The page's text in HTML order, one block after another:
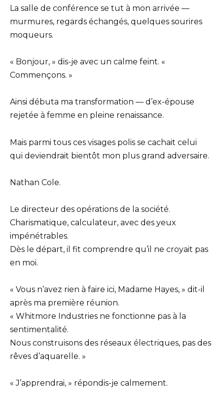
La salle de conférence se tut à mon arrivée —
murmures, regards échangés, quelques sourires
moqueurs.
« Bonjour, » dis-je avec un calme feint. «
Commençons. »
Ainsi débuta ma transformation — d’ex-épouse
rejetée à femme en pleine renaissance.
Mais parmi tous ces visages polis se cachait celui
qui deviendrait bientôt mon plus grand adversaire.
Nathan Cole.
Le directeur des opérations de la société.
Charismatique, calculateur, avec des yeux
impénétrables.
Dès le départ, il fit comprendre qu’il ne croyait pas
en moi.
« Vous n’avez rien à faire ici, Madame Hayes, » dit-il
après ma première réunion.
« Whitmore Industries ne fonctionne pas à la
sentimentalité.
Nous construisons des réseaux électriques, pas des
rêves d’aquarelle. »
« J’apprendrai, » répondis-je calmement.